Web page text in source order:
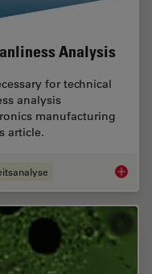
Analysis
for technical
analysis
manufacturing
article.
Key